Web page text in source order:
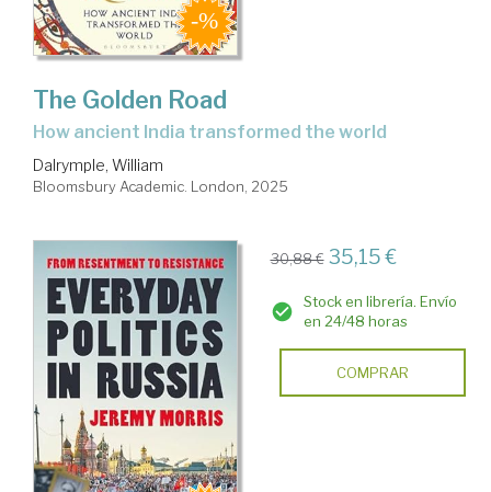
The Golden Road
how ancient India transformed the world
Dalrymple, William
Bloomsbury Academic. London, 2025
30,88 € 35,15 €
Stock en librería. Envío
en 24/48 horas
COMPRAR